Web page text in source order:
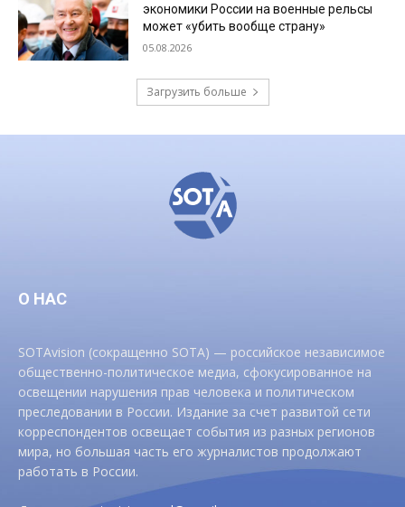
экономики России на военные рельсы
может «убить вообще страну»
05.08.2026
Загрузить больше
О НАС
SOTAvision (сокращенно SOTA) — российское независимое
общественно-политическое медиа, сфокусированное на
освещении нарушения прав человека и политическом
преследовании в России. Издание за счет развитой сети
корреспондентов освещает события из разных регионов
мира, но большая часть его журналистов продолжают
работать в России.